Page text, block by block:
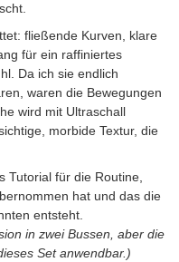
fließende Kurven, klare
für ein raffiniertes
Da ich sie endlich
waren die Bewegungen
wird mit Ultraschall
morbide Textur, die
Tutorial für die Routine,
hat und das die
entsteht.
in zwei Bussen, aber die
Set anwendbar.)